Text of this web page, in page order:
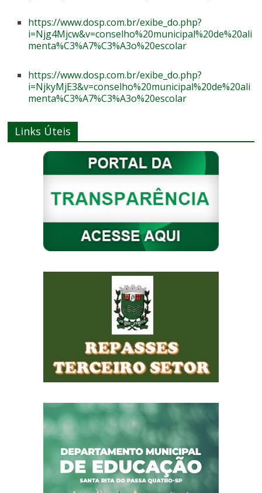
https://www.dosp.com.br/exibe_do.php?
i=Njg4Mjcw&v=conselho%20municipal%20de%20ali
menta%C3%A7%C3%A3o%20escolar
https://www.dosp.com.br/exibe_do.php?
i=NjkyMjE3&v=conselho%20municipal%20de%20ali
menta%C3%A7%C3%A3o%20escolar
Links Úteis